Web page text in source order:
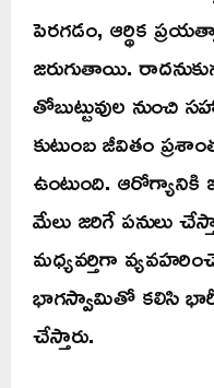
పెరగడం, ఆర్థిక
జరుగుతాయి.
తోబుట్టువుల
కుటుంబ జీవితం
ఉంటుంది. ఆరోగ్యానికి
మేలు జరిగే పనులు
మధ్యవర్తిగా
భాగస్వామితో కలిసి
చేస్తారు.